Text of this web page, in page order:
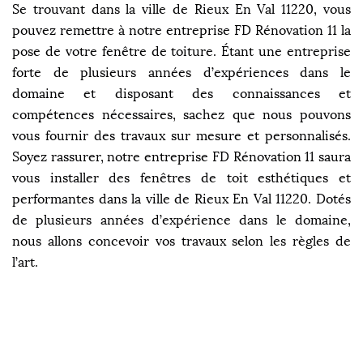
Se trouvant dans la ville de Rieux En Val 11220, vous
pouvez remettre à notre entreprise FD Rénovation 11 la
pose de votre fenêtre de toiture. Étant une entreprise
forte de plusieurs années d’expériences dans le
domaine et disposant des connaissances et
compétences nécessaires, sachez que nous pouvons
vous fournir des travaux sur mesure et personnalisés.
Soyez rassurer, notre entreprise FD Rénovation 11 saura
vous installer des fenêtres de toit esthétiques et
performantes dans la ville de Rieux En Val 11220. Dotés
de plusieurs années d’expérience dans le domaine,
nous allons concevoir vos travaux selon les règles de
l’art.